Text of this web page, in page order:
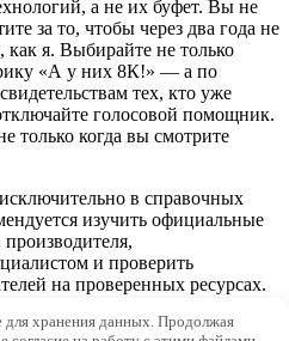
а не их буфет. Вы не
за то, чтобы через два года не
как я. Выбирайте не только
«А у них 8К!» — а по
тех, кто уже
голосовой помощник.
только когда вы смотрите
в справочных
изучить официальные
и проверить
на проверенных ресурсах.
для хранения данных. Продолжая